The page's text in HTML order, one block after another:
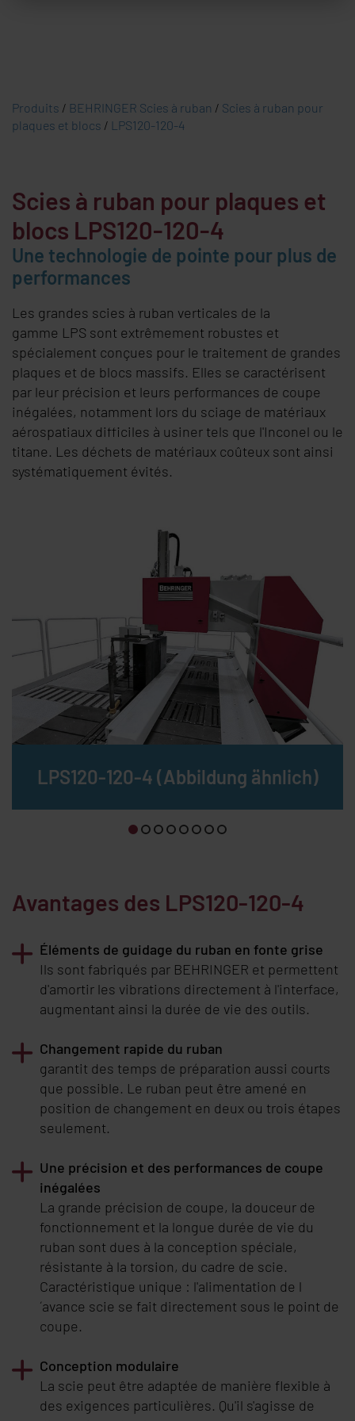
Produits / BEHRINGER Scies à ruban / Scies à ruban pour
plaques et blocs / LPS120-120-4
Scies à ruban pour plaques et
blocs LPS120-120-4
Une technologie de pointe pour plus de
performances
Les grandes scies à ruban verticales de la
gamme LPS sont extrêmement robustes et
spécialement conçues pour le traitement de grandes
plaques et de blocs massifs. Elles se caractérisent
par leur précision et leurs performances de coupe
inégalées, notamment lors du sciage de matériaux
aérospatiaux difficiles à usiner tels que l'Inconel ou le
titane. Les déchets de matériaux coûteux sont ainsi
systématiquement évités.
LPS120-120-4 (Abbildung ähnlich)
Avantages des LPS120-120-4
Éléments de guidage du ruban en fonte grise
Ils sont fabriqués par BEHRINGER et permettent
d'amortir les vibrations directement à l'interface,
augmentant ainsi la durée de vie des outils.
Changement rapide du ruban
garantit des temps de préparation aussi courts
que possible. Le ruban peut être amené en
position de changement en deux ou trois étapes
seulement.
Une précision et des performances de coupe
inégalées
La grande précision de coupe, la douceur de
fonctionnement et la longue durée de vie du
ruban sont dues à la conception spéciale,
résistante à la torsion, du cadre de scie.
Caractéristique unique : l'alimentation de l
´avance scie se fait directement sous le point de
coupe.
Conception modulaire
La scie peut être adaptée de manière flexible à
des exigences particulières. Qu'il s'agisse de